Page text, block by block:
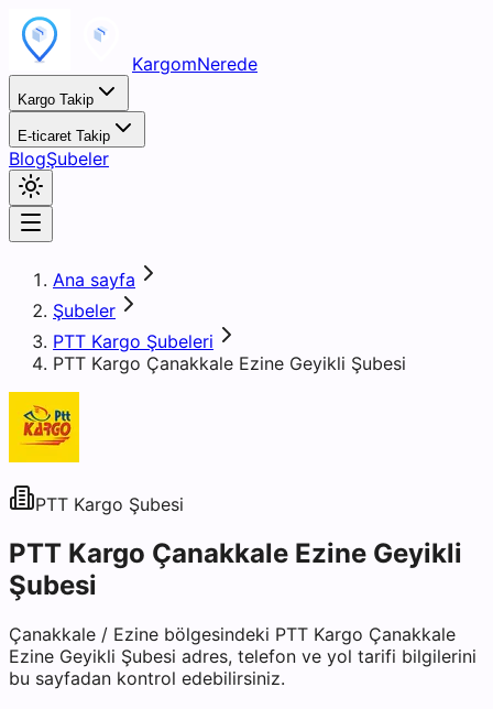
KargomNerede
Kargo Takip
E-ticaret Takip
BlogŞubeler
Ana sayfa
Şubeler
PTT Kargo Şubeleri
PTT Kargo Çanakkale Ezine Geyikli Şubesi
PTT Kargo Şubesi
PTT Kargo Çanakkale Ezine Geyikli
Şubesi
Çanakkale / Ezine bölgesindeki PTT Kargo Çanakkale
Ezine Geyikli Şubesi adres, telefon ve yol tarifi bilgilerini
bu sayfadan kontrol edebilirsiniz.